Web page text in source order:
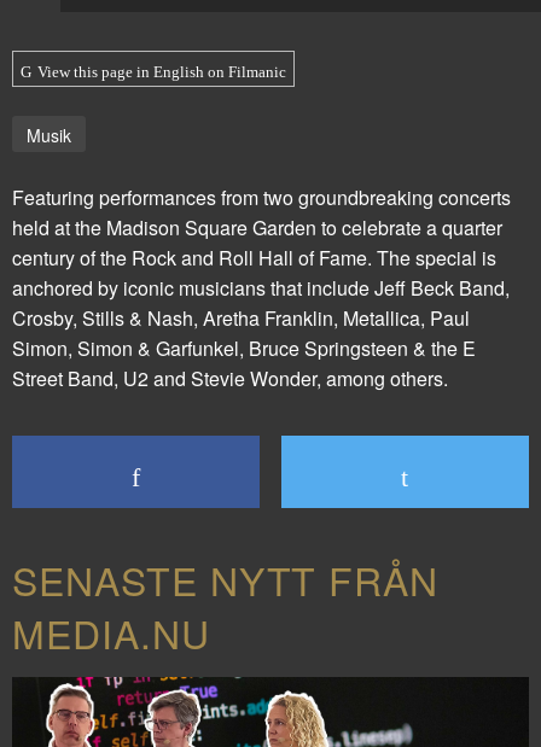
View this page in English on Filmanic
Musik
Featuring performances from two groundbreaking concerts
held at the Madison Square Garden to celebrate a quarter
century of the Rock and Roll Hall of Fame. The special is
anchored by iconic musicians that include Jeff Beck Band,
Crosby, Stills & Nash, Aretha Franklin, Metallica, Paul
Simon, Simon & Garfunkel, Bruce Springsteen & the E
Street Band, U2 and Stevie Wonder, among others.
SENASTE NYTT FRÅN
MEDIA.NU